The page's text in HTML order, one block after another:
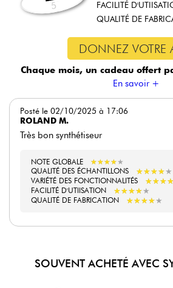
fonctions du synthétiseur.
produire des enregistrements
compatibilité avec les logiciels de
ses options de connectivité en
les producteurs et les ingénieurs
robustesse et sa fiabilité
également ses fonctionnalités de
facilitant les improvisations et les
5
FACILITÉ
QUALITÉ DE
DONNEZ VOTRE
Chaque mois, un cadeau offert
En savoir +
Posté le 02/10/2025 à 17:06
ROLAND M.
Très bon synthétiseur
NOTE GLOBALE ★★★★★
★★★★★
QUALITÉ DES ÉCHANTILLONS
★★★★★
★★★★★
VARIÉTÉ DES FONCTIONNALITÉS ★★★★
★★★★
FACILITÉ D'UTIISATION ★★★★★
★★★★★
QUALITÉ DE FABRICATION ★★★★★
★★★★★
SOUVENT ACHETÉ AVEC